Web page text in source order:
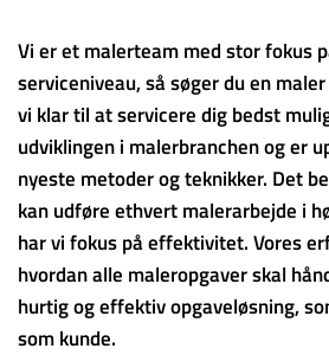
Vi er et malerteam med stor fokus
serviceniveau, så søger du en
vi klar til at servicere dig bedst
udviklingen i malerbranchen og er
nyeste metoder og teknikker. Det
kan udføre ethvert malerarbejde i
har vi fokus på effektivitet. Vores
hvordan alle maleropgaver skal
hurtig og effektiv opgaveløsning,
som kunde.